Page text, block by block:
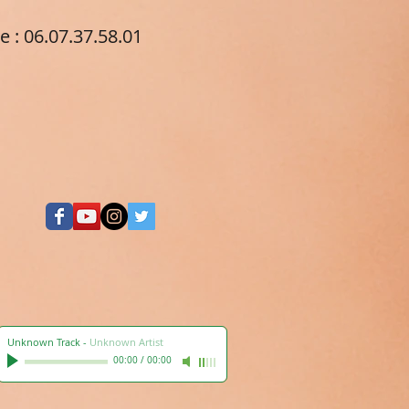
: 06.07.37.58.01
Unknown Track - Unknown Artist
00:00 / 00:00